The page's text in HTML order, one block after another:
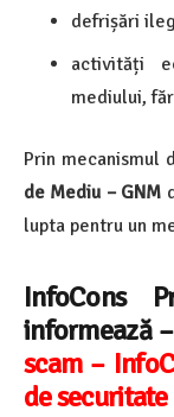
defrișări
activități
mediului,
Prin mecanismul
de Mediu – GNM
lupta pentru un
InfoCons
informează –
scam –
de